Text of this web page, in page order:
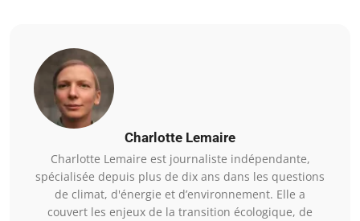
Charlotte Lemaire
Charlotte Lemaire est journaliste indépendante,
spécialisée depuis plus de dix ans dans les questions
de climat, d'énergie et d’environnement. Elle a
couvert les enjeux de la transition écologique, de